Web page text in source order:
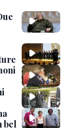
bel